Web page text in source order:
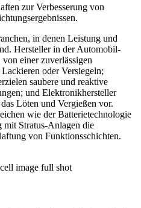
zur Verbesserung von
in denen Leistung und
Hersteller in der Automobil-
einer zuverlässigen
oder Versiegeln;
saubere und reaktive
und Elektronikhersteller
Löten und Vergießen vor.
wie der Batterietechnologie
mit Stratus-Anlagen die
von Funktionsschichten.